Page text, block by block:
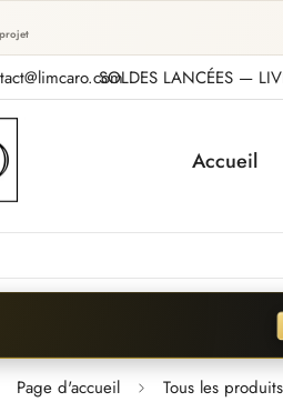
SOLDES LANCÉES —
Accueil
Page d'accueil Tous les produits